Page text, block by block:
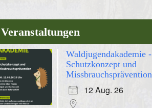
Veranstaltungen
Waldjugendakademie -
Schutzkonzept und
Missbrauchsprävention
12 Aug. 26